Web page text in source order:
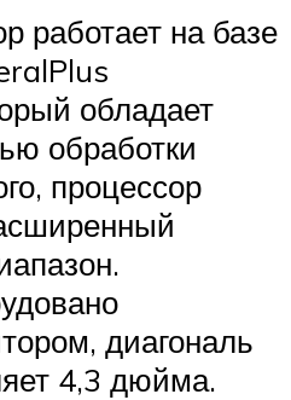
работает на базе
обладает
обработки
процессор
диагональ
4,3 дюйма.